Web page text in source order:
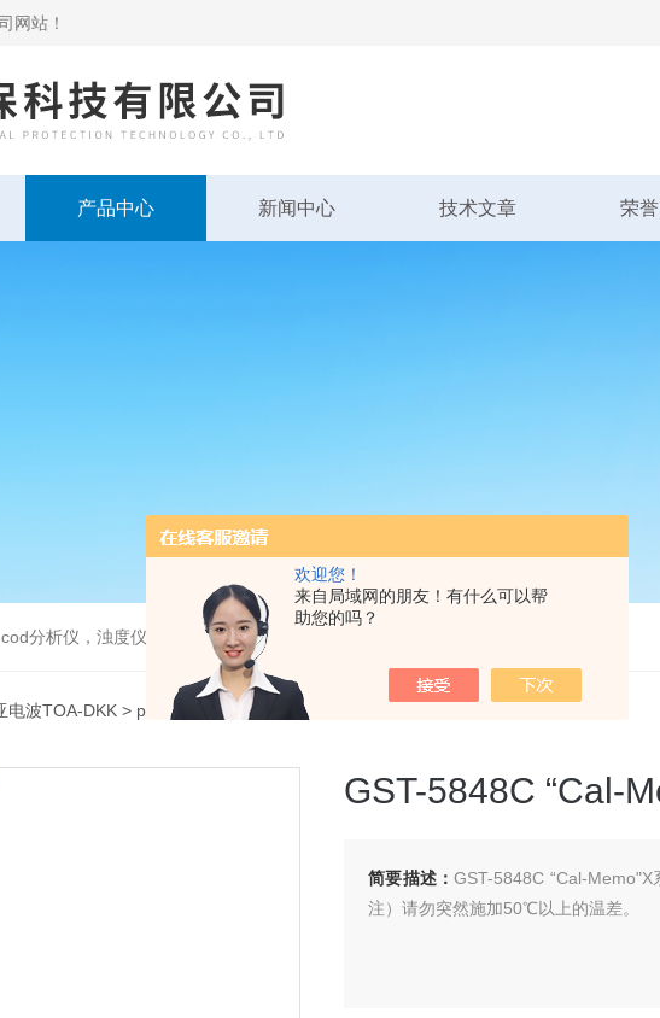
欢迎您！
来自局域网的朋友！有什么可以帮
助您的吗？
网站！
产品中心 新闻中心 技术文章 荣
分析仪，浊度仪，bod分析仪，溶解氧分析仪
电波TOA-DKK > pH/ORP电极 > GST-5848C “Cal-Memo”X系列pH复合电极
GST-5848C “Cal-
简要描述：​GST-5848C “Cal-
注）请勿突然施加50℃以上的温差。